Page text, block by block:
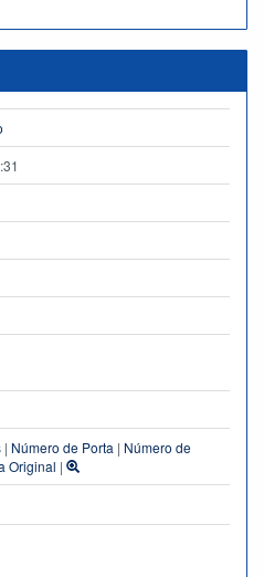
| Número de Porta | Número de
Original |